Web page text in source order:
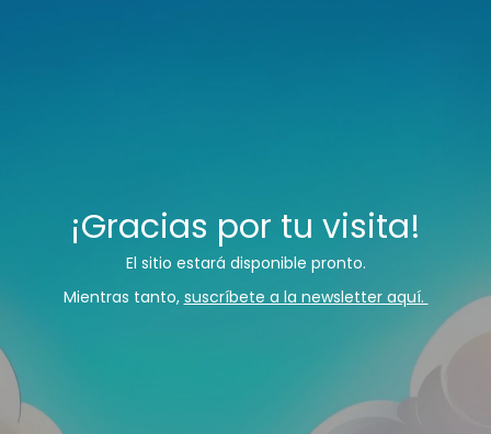
¡Gracias por tu visita!
El sitio estará disponible pronto.
Mientras tanto, suscríbete a la newsletter aquí.